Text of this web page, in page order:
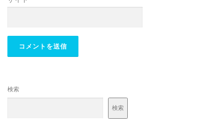
検索
検索